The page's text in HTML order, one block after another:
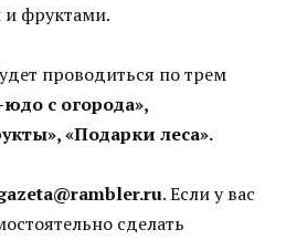
фруктами.
проводиться по трем
с огорода»,
«Подарки леса».
. Если у вас
сделать